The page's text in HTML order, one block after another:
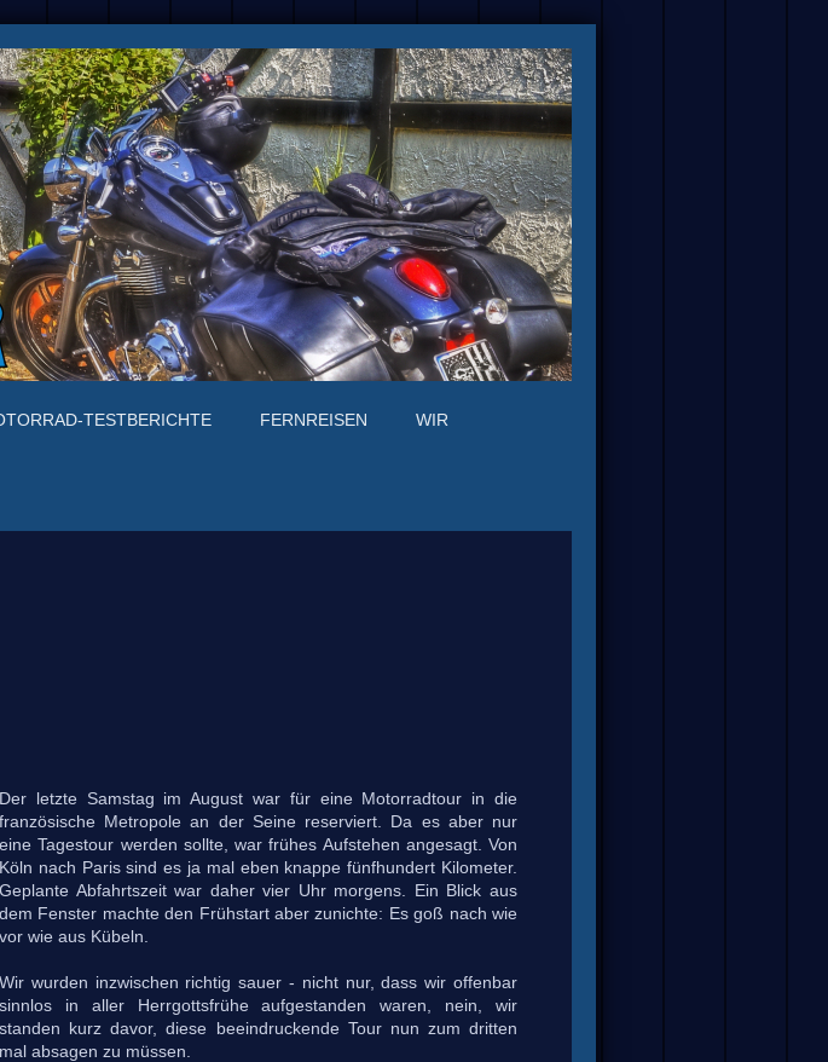
TESTBERICHTE FERNREISEN WIR
Der letzte Samstag im August war für eine Motorradtour in die
französische Metropole an der Seine reserviert. Da es aber nur
eine Tagestour werden sollte, war frühes Aufstehen angesagt. Von
Köln nach Paris sind es ja mal eben knappe fünfhundert Kilometer.
Geplante Abfahrtszeit war daher vier Uhr morgens. Ein Blick aus
dem Fenster machte den Frühstart aber zunichte: Es goß nach wie
vor wie aus Kübeln.
Wir wurden inzwischen richtig sauer - nicht nur, dass wir offenbar
sinnlos in aller Herrgottsfrühe aufgestanden waren, nein, wir
standen kurz davor, diese beeindruckende Tour nun zum dritten
mal absagen zu müssen.